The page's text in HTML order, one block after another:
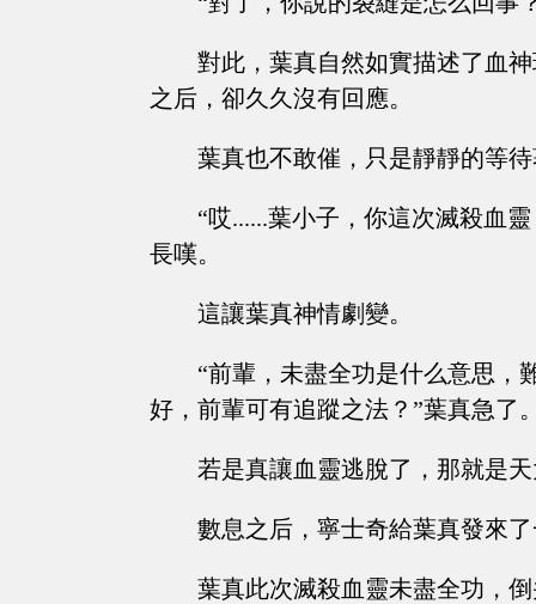
對此，葉真自然如實描述了血
之后，卻久久沒有回應。
葉真也不敢催，只是靜靜的等
“哎......葉小子，你這次滅殺血
長嘆。
這讓葉真神情劇變。
“前輩，未盡全功是什么意思，
好，前輩可有追蹤之法？”葉真急了
若是真讓血靈逃脫了，那就是
數息之后，寧士奇給葉真發來
葉真此次滅殺血靈未盡全功，